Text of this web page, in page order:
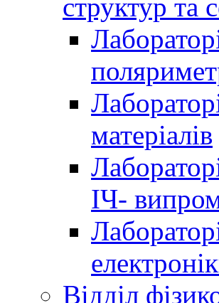
структур та
матеріалів
ІЧ-
Відділ